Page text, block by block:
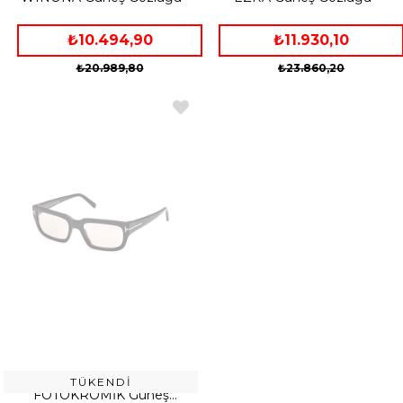
₺10.494,90
₺20.989,80
₺11.930,10
₺23.860,20
TÜKENDI
TOM FORD FT 1075 01E 54
FOTOKROMİK Güneş